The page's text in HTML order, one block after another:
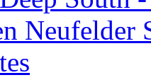
Neufelder